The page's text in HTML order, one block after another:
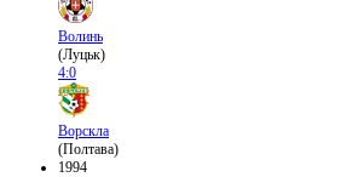
Волинь
(Луцьк)
4:0
Ворскла
(Полтава)
1994